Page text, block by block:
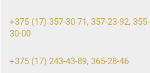
+375 (17) 357-30-71, 357-23-92, 355-
30-00
+375 (17) 243-43-89, 365-28-46